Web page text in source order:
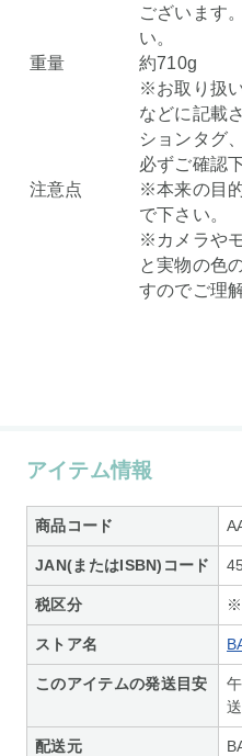
ございます
い。
重量
約710g
注意点
※お取り扱
などに記載
ションタグ
必ずご確認
※本来の目
で下さい。
※カメラや
と実物の色
すのでご理
アイテム情報
商品コード
JAN(またはISBN)コード
税区分
ストア名
このアイテムの発送目安
配送元